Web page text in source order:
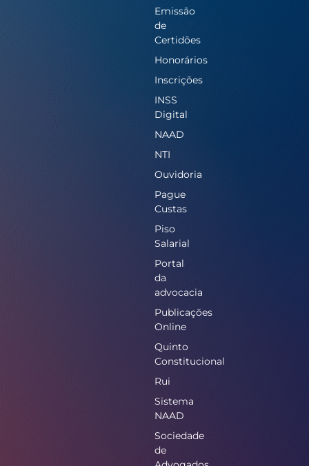
Emissão
de
Certidões
Honorários
Inscrições
INSS
Digital
NAAD
NTI
Ouvidoria
Pague
Custas
Piso
Salarial
Portal
da
advocacia
Publicações
Online
Quinto
Constitucional
Rui
Sistema
NAAD
Sociedade
de